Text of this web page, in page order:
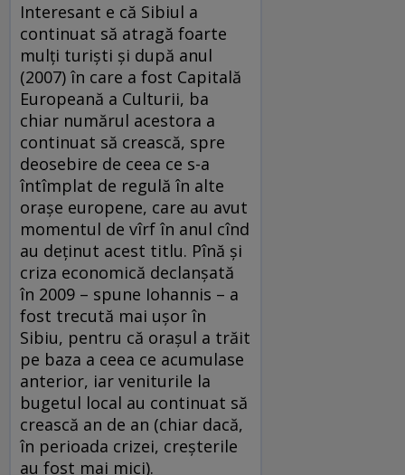
Interesant e că Sibiul a
continuat să atragă foarte
mulţi turişti şi după anul
(2007) în care a fost Capitală
Europeană a Culturii, ba
chiar numărul acestora a
continuat să crească, spre
deosebire de ceea ce s-a
întîmplat de regulă în alte
oraşe europene, care au avut
momentul de vîrf în anul cînd
au deţinut acest titlu. Pînă şi
criza economică declanşată
în 2009 – spune Iohannis – a
fost trecută mai uşor în
Sibiu, pentru că oraşul a trăit
pe baza a ceea ce acumulase
anterior, iar veniturile la
bugetul local au continuat să
crească an de an (chiar dacă,
în perioada crizei, creşterile
au fost mai mici).